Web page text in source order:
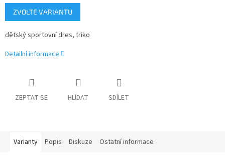
Měrná
cena:
ZVOLTE VARIANTU
dětský sportovní dres, triko
Detailní informace
ZEPTAT SE HLÍDAT SDÍLET
Varianty Popis Diskuze Ostatní informace